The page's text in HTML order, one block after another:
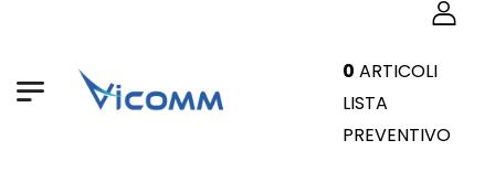
0 ARTICOLI
LISTA
PREVENTIVO